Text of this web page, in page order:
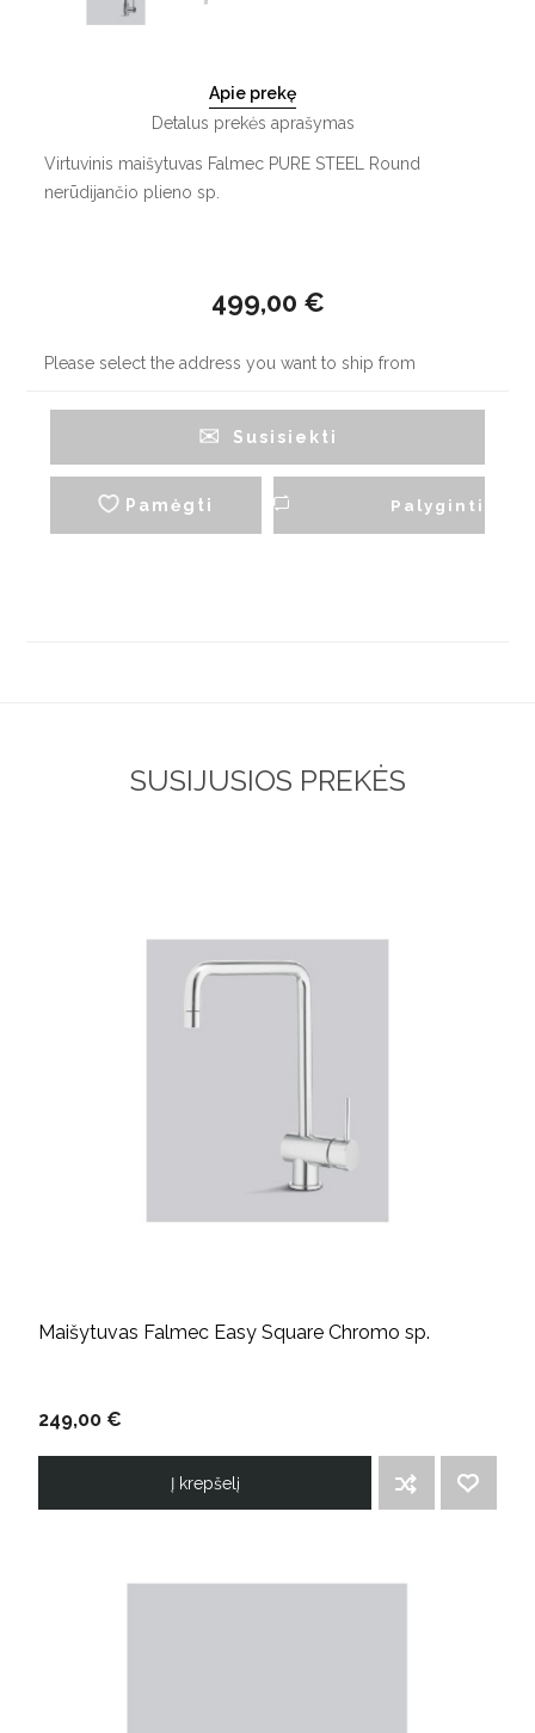
Apie prekę
Detalus prekės aprašymas
Virtuvinis maišytuvas Falmec PURE STEEL Round
nerūdijančio plieno sp.
499,00 €
Please select the address you want to ship from
Pamėgti
Susisiekti
Palyginti
SUSIJUSIOS PREKĖS
Maišytuvas Falmec Easy Square Chromo sp.
249,00 €
Į krepšelį